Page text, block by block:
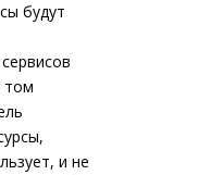
будут
том
и не